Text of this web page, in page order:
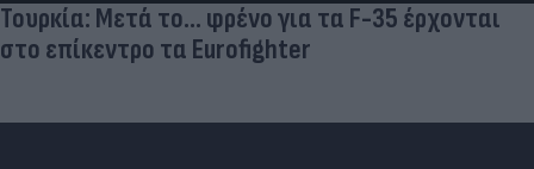
Τουρκία: Μετά το... φρένο για τα F-35 έρχονται
στο επίκεντρο τα Eurofighter